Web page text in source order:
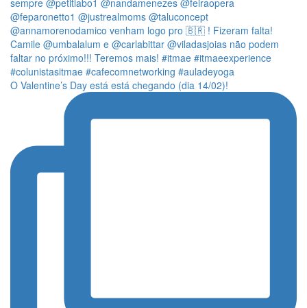
O Valentine’s Day está está chegando (dia 14/02)!